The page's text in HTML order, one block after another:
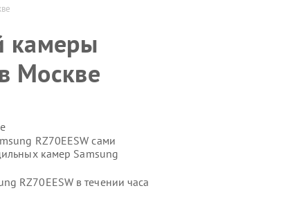
камеры
Москве
RZ70EESW сами
камер Samsung
RZ70EESW в течении часа